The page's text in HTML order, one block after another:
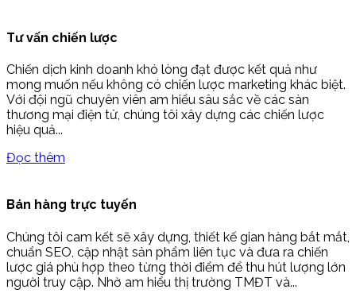
Tư vấn chiến lược
Chiến dịch kinh doanh khó lòng đạt được kết quả như
mong muốn nếu không có chiến lược marketing khác biệt.
Với đội ngũ chuyên viên am hiểu sâu sắc về các sàn
thương mại điện tử, chúng tôi xây dựng các chiến lược
hiệu quả...
Đọc thêm
Bán hàng trực tuyến
Chúng tôi cam kết sẽ xây dựng, thiết kế gian hàng bắt mắt,
chuẩn SEO, cập nhật sản phẩm liên tục và đưa ra chiến
lược giá phù hợp theo từng thời điểm để thu hút lượng lớn
người truy cập. Nhờ am hiểu thị trường TMĐT và...